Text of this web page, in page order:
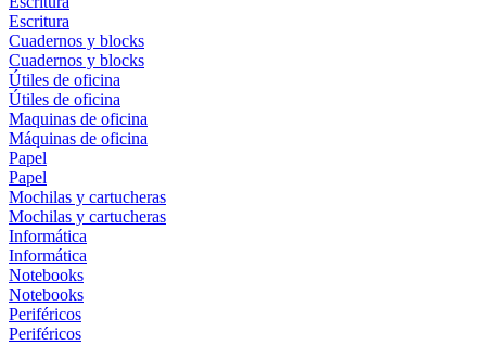
Escritura
Cuadernos y blocks
Cuadernos y blocks
Útiles de oficina
Útiles de oficina
Maquinas de oficina
Máquinas de oficina
Papel
Papel
Mochilas y cartucheras
Mochilas y cartucheras
Informática
Informática
Notebooks
Notebooks
Periféricos
Periféricos